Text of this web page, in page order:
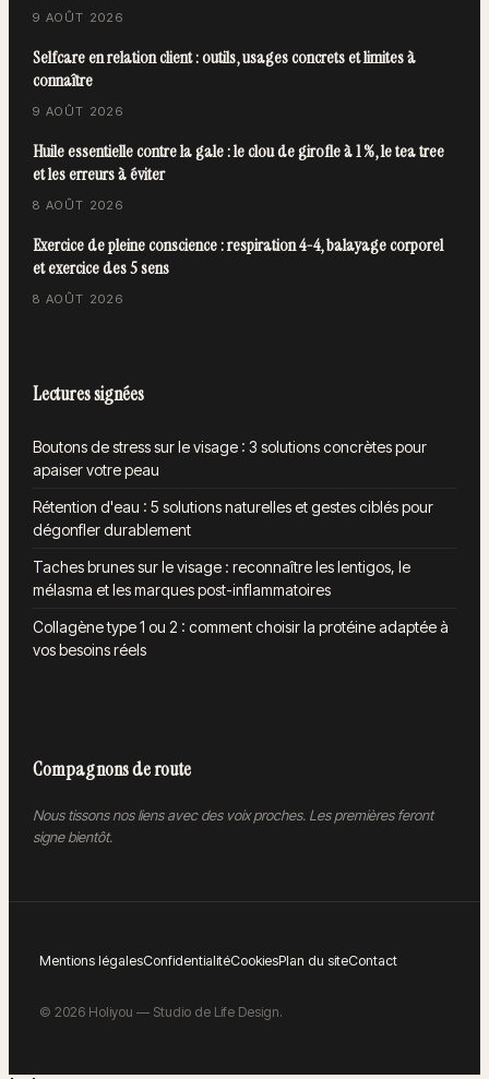
9 AOÛT 2026
Selfcare en relation client : outils, usages concrets et limites à
connaître
9 AOÛT 2026
Huile essentielle contre la gale : le clou de girofle à 1 %, le tea tree
et les erreurs à éviter
8 AOÛT 2026
Exercice de pleine conscience : respiration 4-4, balayage corporel
et exercice des 5 sens
8 AOÛT 2026
Lectures signées
Boutons de stress sur le visage : 3 solutions concrètes pour
apaiser votre peau
Rétention d'eau : 5 solutions naturelles et gestes ciblés pour
dégonfler durablement
Taches brunes sur le visage : reconnaître les lentigos, le
mélasma et les marques post-inflammatoires
Collagène type 1 ou 2 : comment choisir la protéine adaptée à
vos besoins réels
Compagnons de route
Nous tissons nos liens avec des voix proches. Les premières feront
signe bientôt.
Mentions légalesConfidentialitéCookiesPlan du siteContact
© 2026 Holiyou — Studio de Life Design.